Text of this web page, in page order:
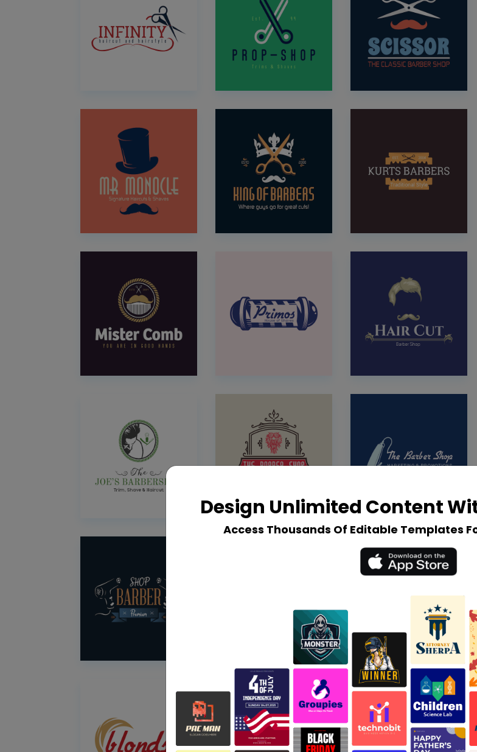
Design Unlimited Content
Access Thousands Of Editable Templates